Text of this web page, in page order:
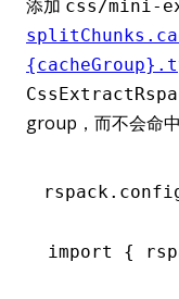
添加 css/mini-
group，而不会命中
import {